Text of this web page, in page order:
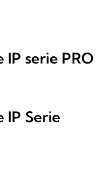
IP serie PRO
IP Serie